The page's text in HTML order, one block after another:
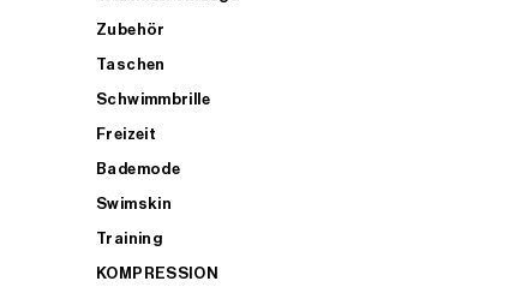
Zubehör
Taschen
Schwimmbrille
Freizeit
Bademode
Swimskin
Training
KOMPRESSION